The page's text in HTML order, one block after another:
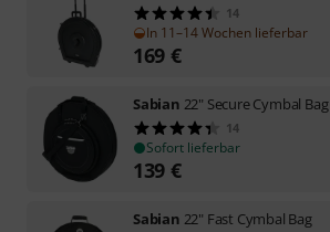
14
In 11–14 Wochen lieferbar
169 €
Sabian 22" Secure Cymbal Bag
14
Sofort lieferbar
139 €
Sabian 22" Fast Cymbal Bag